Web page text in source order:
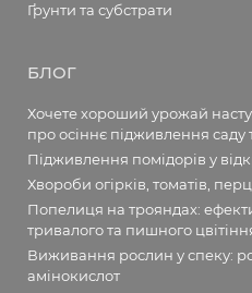
Ґрунти та субстрати
БЛОГ
Хочете хороший урожай
про осіннє підживлення саду
Підживлення помідорів у
Хвороби огірків, томатів,
Попелиця на трояндах:
тривалого та пишного
Виживання рослин у спеку:
амінокислот